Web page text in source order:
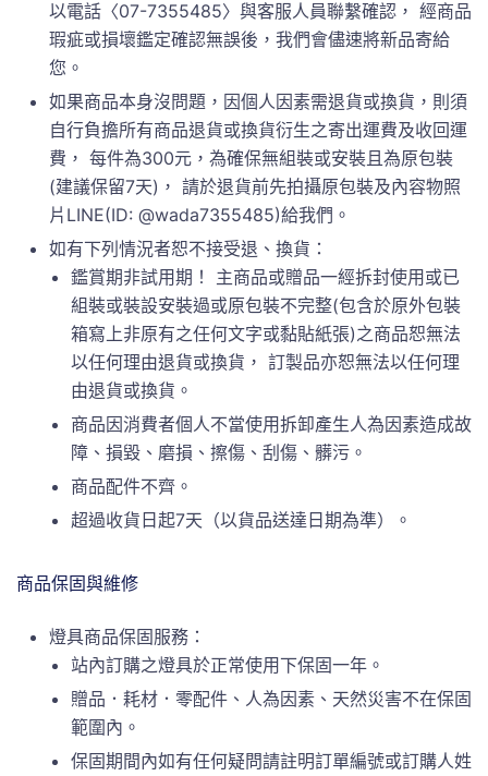
以電話〈07-7355485〉與客服人員聯繫確認， 經商品
瑕疵或損壞鑑定確認無誤後，我們會儘速將新品寄給
您。
如果商品本身沒問題，因個人因素需退貨或換貨，則須
自行負擔所有商品退貨或換貨衍生之寄出運費及收回運
費， 每件為300元，為確保無組裝或安裝且為原包裝
(建議保留7天)， 請於退貨前先拍攝原包裝及內容物照
片LINE(ID: @wada7355485)給我們。
如有下列情況者恕不接受退、換貨：
鑑賞期非試用期！ 主商品或贈品一經拆封使用或已
組裝或裝設安裝過或原包裝不完整(包含於原外包裝
箱寫上非原有之任何文字或黏貼紙張)之商品恕無法
以任何理由退貨或換貨， 訂製品亦恕無法以任何理
由退貨或換貨。
商品因消費者個人不當使用拆卸產生人為因素造成故
障、損毀、磨損、擦傷、刮傷、髒污。
商品配件不齊。
超過收貨日起7天（以貨品送達日期為準）。
商品保固與維修
燈具商品保固服務：
站內訂購之燈具於正常使用下保固一年。
贈品．耗材．零配件、人為因素、天然災害不在保固
範圍內。
保固期間內如有任何疑問請註明訂單編號或訂購人姓